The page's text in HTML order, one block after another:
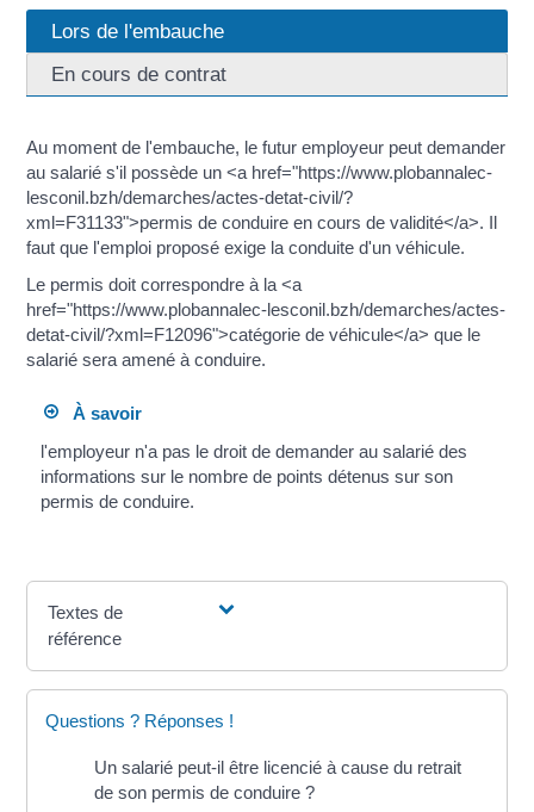
Lors de l'embauche
En cours de contrat
Au moment de l'embauche, le futur employeur peut demander
au salarié s'il possède un <a href="https://www.plobannalec-
lesconil.bzh/demarches/actes-detat-civil/?
xml=F31133">permis de conduire en cours de validité</a>. Il
faut que l'emploi proposé exige la conduite d'un véhicule.
Le permis doit correspondre à la <a
href="https://www.plobannalec-lesconil.bzh/demarches/actes-
detat-civil/?xml=F12096">catégorie de véhicule</a> que le
salarié sera amené à conduire.
À savoir
l'employeur n'a pas le droit de demander au salarié des
informations sur le nombre de points détenus sur son
permis de conduire.
Textes de
référence
Questions ? Réponses !
Un salarié peut-il être licencié à cause du retrait
de son permis de conduire ?